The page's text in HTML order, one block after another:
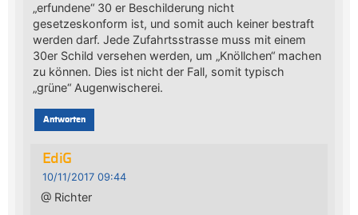
„erfundene“ 30 er Beschilderung nicht
gesetzeskonform ist, und somit auch keiner bestraft
werden darf. Jede Zufahrtsstrasse muss mit einem
30er Schild versehen werden, um „Knöllchen“ machen
zu können. Dies ist nicht der Fall, somit typisch
„grüne“ Augenwischerei.
Antworten
EdiG
10/11/2017 09:44
@ Richter